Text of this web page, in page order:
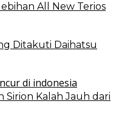
All New Terios
Ditakuti Daihatsu
Sirion Kalah Jauh dari